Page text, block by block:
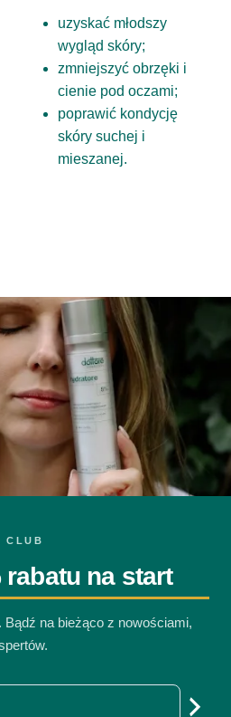
uzyskać młodszy
wygląd skóry;
zmniejszyć obrzęki i
cienie pod oczami;
poprawić kondycję
skóry suchej i
mieszanej.
CLUB
rabatu na start
na bieżąco z nowościami,